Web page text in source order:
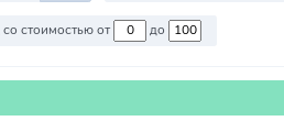
Против команд со стоимостью от до